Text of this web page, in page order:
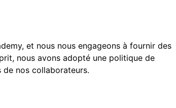
et nous nous engageons à fournir des
nous avons adopté une politique de
nos collaborateurs.